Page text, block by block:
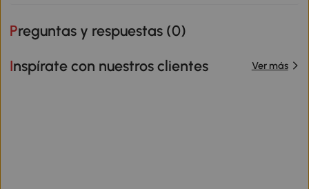
Preguntas y respuestas (0)
Inspírate con nuestros clientes Ver más